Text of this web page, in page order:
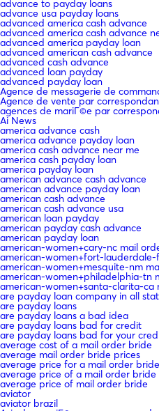
advance to payday loans
advance usa payday loans
advanced america cash advance
advanced america cash advance
advanced america payday loan
advanced american cash advance
advanced cash advance
advanced loan payday
advanced payday loan
Agence de messagerie de
Agence de vente par
agences de mariГ©e par
Ai News
america advance cash
america advance payday loan
america cash advance near me
america cash payday loan
america payday loan
american advance cash advance
american advance payday loan
american cash advance
american cash advance usa
american loan payday
american payday cash advance
american payday loan
american-women+cary-nc mail
american-women+fort-
american-women+mesquite-nm
american-women+philadelphia-tn
american-women+santa-clarita-ca
are payday loan company in all
are payday loans
are payday loans a bad idea
are payday loans bad for credit
are payday loans bad for your
average cost of a mail order bride
average mail order bride prices
average price for a mail order bride
average price of a mail order bride
average price of mail order bride
aviator
aviator brazil